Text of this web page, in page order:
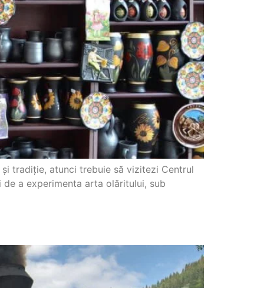
tradiție, atunci trebuie să vizitezi Centrul
a experimenta arta olăritului, sub